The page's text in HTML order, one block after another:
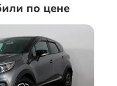
по цене